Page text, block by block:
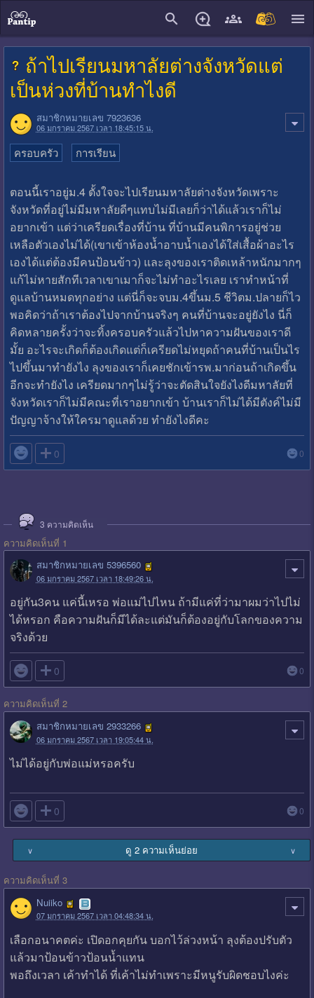
ถ้าไปเรียนมหาลัยต่างจังหวัดแต่
เป็นห่วงที่บ้านทำไงดี
สมาชิกหมายเลข 7923636
06 มกราคม 2567 เวลา 18:45:15 น.
ครอบครัว การเรียน
ตอนนี้เราอยู่ม.4 ตั้งใจจะไปเรียนมหาลัยต่างจังหวัดเพราะ
จังหวัดที่อยู่ไม่มีมหาลัยดีๆแทบไม่มีเลยก็ว่าได้แล้วเราก็ไม่
อยากเข้า แต่ว่าเครียดเรื่องที่บ้าน ที่บ้านมีคนพิการอยู่ช่วย
เหลือตัวเองไม่ได้(เขาเข้าห้องน้ำอาบน้ำเองได้ใส่เสื้อผ้าอะไร
เองได้แต่ต้องมีคนป้อนข้าว) และลุงของเราติดเหล้าหนักมากๆ
แก้ไม่หายสักทีเวลาเขาเมาก็จะไม่ทำอะไรเลย เราทำหน้าที่
ดูแลบ้านหมดทุกอย่าง แต่นี่ก็จะจบม.4ขึ้นม.5 ชีวิตม.ปลายก็ไว
พอคิดว่าถ้าเราต้องไปจากบ้านจริงๆ คนที่บ้านจะอยู่ยังไง นี่ก็
คิดหลายครั้งว่าจะทิ้งครอบครัวแล้วไปหาความฝันของเราดี
มั้ย อะไรจะเกิดก็ต้องเกิดแต่ก็เครียดไม่หยุดถ้าคนที่บ้านเป็นไร
ไปขึ้นมาทำยังไง ลุงของเราก็เคยชักเข้ารพ.มาก่อนถ้าเกิดขึ้น
อีกจะทำยังไง เครียดมากๆไม่รู้ว่าจะตัดสินใจยังไงดีมหาลัยที่
จังหวัดเราก็ไม่มีคณะที่เราอยากเข้า บ้านเราก็ไม่ได้มีตังค์ไม่มี
ปัญญาจ้างให้ใครมาดูแลด้วย ทำยังไงดีคะ
 0 0
3 ความคิดเห็น
ความคิดเห็นที่ 1
สมาชิกหมายเลข 5396560
06 มกราคม 2567 เวลา 18:49:26 น.
อยู่กัน3คน แค่นี้เหรอ พ่อแม่ไปไหน ถ้ามีแค่ที่ว่ามาผมว่าไปไม่
ได้หรอก คือความฝันก็มีได้ละแต่มันก็ต้องอยู่กับโลกของความ
จริงด้วย
 0 0
ความคิดเห็นที่ 2
สมาชิกหมายเลข 2933266
06 มกราคม 2567 เวลา 19:05:44 น.
ไม่ได้อยู่กับพ่อแม่หรอครับ
 0 0
∨ ดู 2 ความเห็นย่อย ∨
ความคิดเห็นที่ 3
Nuiiko
07 มกราคม 2567 เวลา 04:48:34 น.
เลือกอนาคตค่ะ เปิดอกคุยกัน บอกไว้ล่วงหน้า ลุงต้องปรับตัว
แล้วมาป้อนข้าวป้อนน้ำแทน
พอถึงเวลา เค้าทำได้ ที่เค้าไม่ทำเพราะมีหนูรับผิดชอบไงค่ะ
close